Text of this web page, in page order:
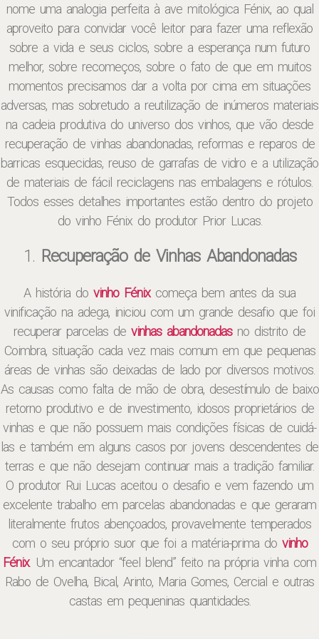
nome uma analogia perfeita à ave mitológica Fénix, ao qual
aproveito para convidar você leitor para fazer uma reflexão
sobre a vida e seus ciclos, sobre a esperança num futuro
melhor, sobre recomeços, sobre o fato de que em muitos
momentos precisamos dar a volta por cima em situações
adversas, mas sobretudo a reutilização de inúmeros materiais
na cadeia produtiva do universo dos vinhos, que vão desde
recuperação de vinhas abandonadas, reformas e reparos de
barricas esquecidas, reuso de garrafas de vidro e a utilização
de materiais de fácil reciclagens nas embalagens e rótulos.
Todos esses detalhes importantes estão dentro do projeto
do vinho Fénix do produtor Prior Lucas.
1. Recuperação de Vinhas Abandonadas
A história do vinho Fénixcomeça bem antes da sua
vinificação na adega, iniciou com um grande desafio que foi
recuperar parcelas de vinhas abandonadasno distrito de
Coimbra, situação cada vez mais comum em que pequenas
áreas de vinhas são deixadas de lado por diversos motivos.
As causas como falta de mão de obra, desestímulo de baixo
retorno produtivo e de investimento, idosos proprietários de
vinhas e que não possuem mais condições físicas de cuidá-
las e também em alguns casos por jovens descendentes de
terras e que não desejam continuar mais a tradição familiar.
O produtor Rui Lucas aceitou o desafio e vem fazendo um
excelente trabalho em parcelas abandonadas e que geraram
literalmente frutos abençoados, provavelmente temperados
com o seu próprio suor que foi a matéria-prima do vinho
Fénix. Um encantador “feel blend” feito na própria vinha com
Rabo de Ovelha, Bical, Arinto, Maria Gomes, Cercial e outras
castas em pequeninas quantidades.